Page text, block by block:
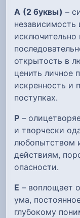
А (2 буквы) –
независимость
исключительно
открытость в
ценить личное
искренность и
поступках.
Р –
и творчески
любопытством
действиям,
опасности.
Е – воплощает
ума,
глубокому